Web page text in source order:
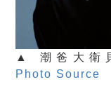
▲ 潮爸大衛
Photo Source